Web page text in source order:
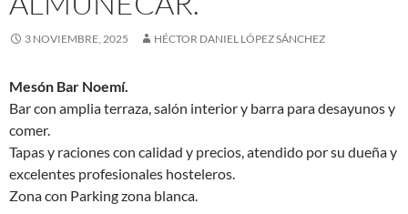
3 NOVIEMBRE, 2025 HÉCTOR DANIEL LÓPEZ SÁNCHEZ
Mesón Bar Noemí.
Bar con amplia terraza, salón interior y barra para desayunos y
comer.
Tapas y raciones con calidad y precios, atendido por su dueña y
excelentes profesionales hosteleros.
Zona con Parking zona blanca.